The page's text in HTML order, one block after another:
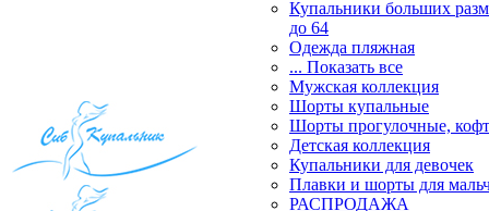
Купальники больших
до 64
Одежда пляжная
... Показать все
Мужская коллекция
Шорты купальные
Шорты прогулочные,
Детская коллекция
Купальники для девочек
Плавки и шорты для
РАСПРОДАЖА